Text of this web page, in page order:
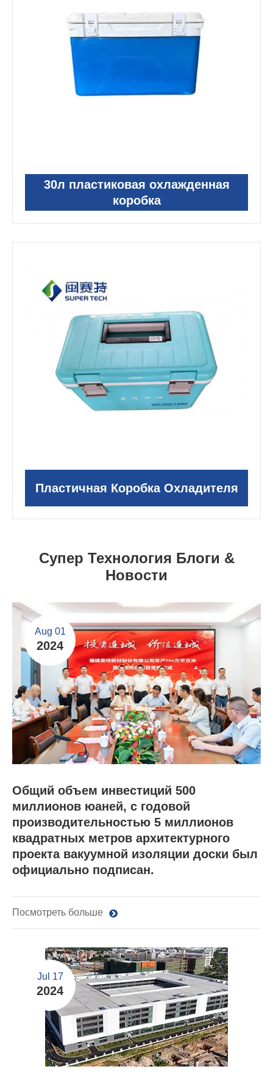
30л пластиковая охлажденная
коробка
Пластичная Коробка Охладителя
Супер Технология Блоги &
Новости
Aug 01
2024
Общий объем инвестиций 500
миллионов юаней, с годовой
производительностью 5 миллионов
квадратных метров архитектурного
проекта вакуумной изоляции доски был
официально подписан.
Посмотреть больше
Jul 17
2024